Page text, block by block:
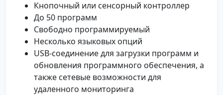
Кнопочный или сенсорный контроллер
До 50 программ
Свободно программируемый
Несколько языковых опций
USB-соединение для загрузки программ и
обновления программного обеспечения, а
также сетевые возможности для
удаленного мониторинга